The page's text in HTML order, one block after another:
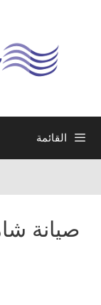
القائمة
صيانة